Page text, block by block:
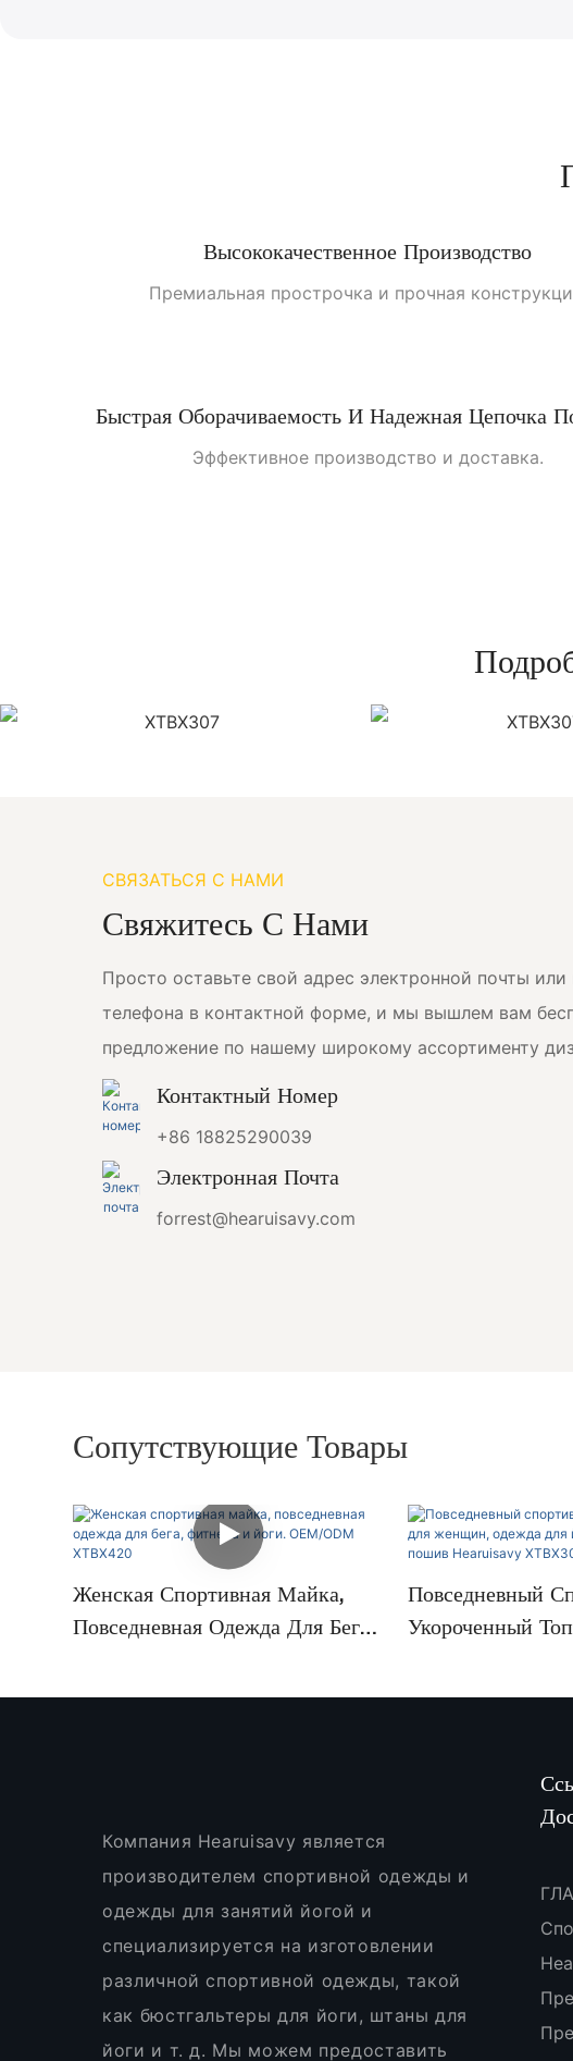
Высококачественное Производство
Премиальная прострочка и прочная
Быстрая Оборачиваемость И Надежная Цепочка
Эффективное производство и доставка.
СВЯЗАТЬСЯ С НАМИ
Свяжитесь С Нами
Просто оставьте свой адрес электронной почты
телефона в контактной форме, и мы вышлем вам
предложение по нашему широкому ассортименту
Контактный Номер
+86 18825290039
Электронная Почта
forrest@hearuisavy.com
Сопутствующие Товары
Женская Спортивная Майка,
Повседневная Одежда Для Бега,
XTBX420
Повседневный
Укороченный
Компания Hearuisavy является
производителем спортивной одежды и
одежды для занятий йогой и
специализируется на изготовлении
различной спортивной одежды, такой
как бюстгальтеры для йоги, штаны для
йоги и т. д. Мы можем предоставить